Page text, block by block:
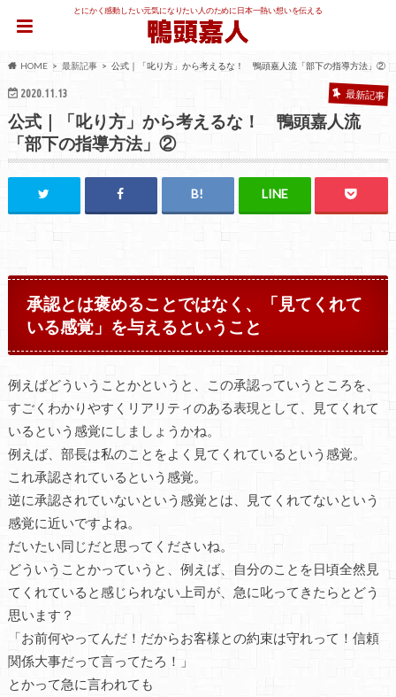
とにかく感動したい元気になりたい人のために日本一熱い想いを伝える
HOME 最新記事 公式｜「叱り方」から考えるな！ 鴨頭嘉人流「部下の指導方法」②
2020.11.13 最新記事
公式｜「叱り方」から考えるな！ 鴨頭嘉人流
「部下の指導方法」②
承認とは褒めることではなく、「見てくれて
いる感覚」を与えるということ
例えばどういうことかというと、この承認っていうところを、
すごくわかりやすくリアリティのある表現として、見てくれて
いるという感覚にしましょうかね。
例えば、部長は私のことをよく見てくれているという感覚。
これ承認されているという感覚。
逆に承認されていないという感覚とは、見てくれてないという
感覚に近いですよね。
だいたい同じだと思ってくださいね。
どういうことかっていうと、例えば、自分のことを日頃全然見
てくれていると感じられない上司が、急に叱ってきたらとどう
思います？
「お前何やってんだ！だからお客様との約束は守れって！信頼
関係大事だって言ってたろ！」
とかって急に言われても